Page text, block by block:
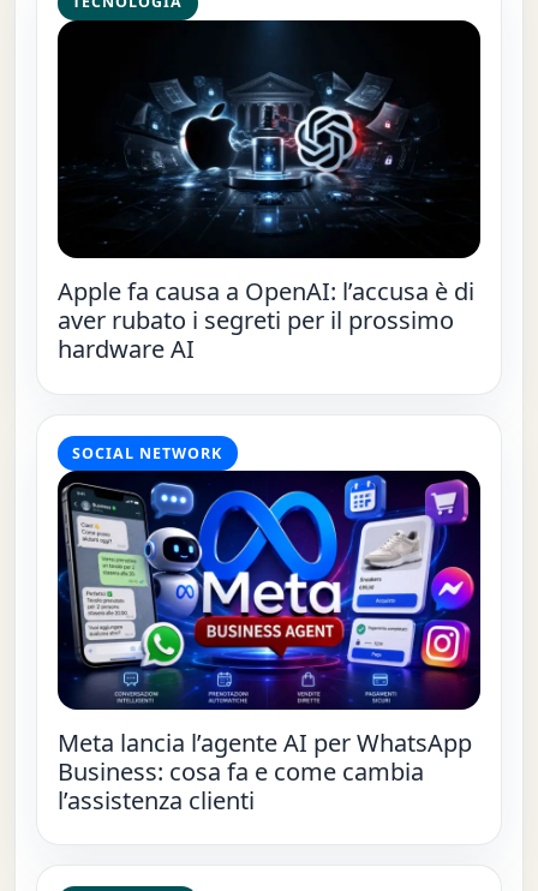
Apple fa causa a OpenAI: l’accusa è di
aver rubato i segreti per il prossimo
hardware AI
SOCIAL NETWORK
Meta lancia l’agente AI per WhatsApp
Business: cosa fa e come cambia
l’assistenza clienti